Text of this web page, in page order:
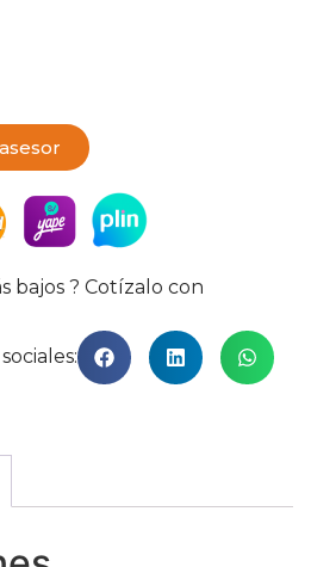
bajos ? Cotízalo con